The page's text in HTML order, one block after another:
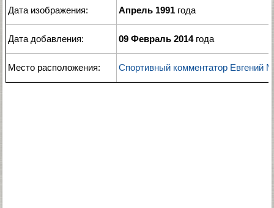
Дата изображения: Апрель 1991 года
Дата добавления: 09 Февраль 2014года
Место расположения: Спортивный комментатор Евгений